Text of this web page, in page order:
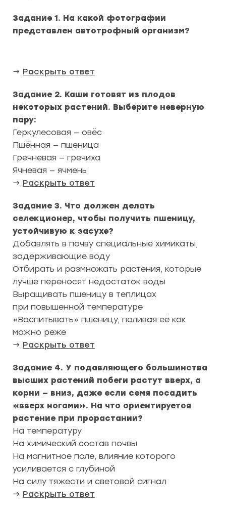
Задание 1. На какой фотографии
представлен автотрофный организм?
→ Раскрыть ответ
Задание 2. Каши готовят из плодов
некоторых растений. Выберите неверную
пару:
Геркулесовая — овёс
Пшённая — пшеница
Гречневая — гречиха
Ячневая — ячмень
→ Раскрыть ответ
Задание 3. Что должен делать
селекционер, чтобы получить пшеницу,
устойчивую к засухе?
Добавлять в почву специальные химикаты,
задерживающие воду
Отбирать и размножать растения, которые
лучше переносят недостаток воды
Выращивать пшеницу в теплицах
при повышенной температуре
«Воспитывать» пшеницу, поливая её как
можно реже
→ Раскрыть ответ
Задание 4. У подавляющего большинства
высших растений побеги растут вверх, а
корни — вниз, даже если семя посадить
«вверх ногами». На что ориентируется
растение при прорастании?
На температуру
На химический состав почвы
На магнитное поле, влияние которого
усиливается с глубиной
На силу тяжести и световой сигнал
→ Раскрыть ответ